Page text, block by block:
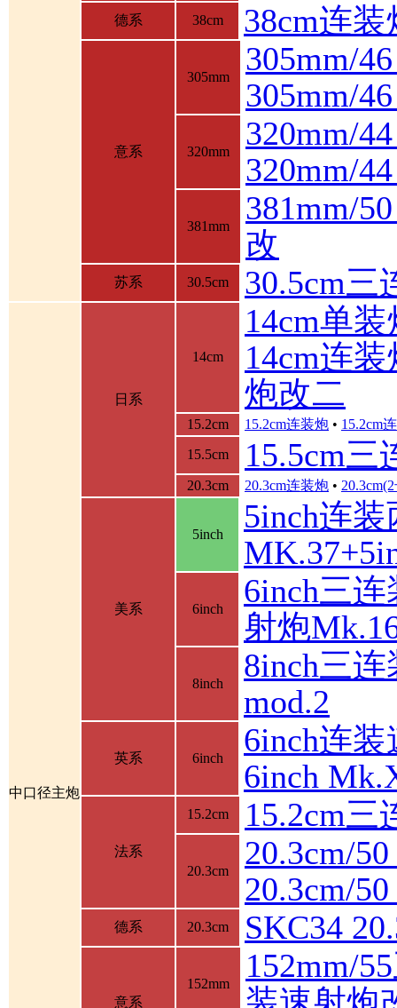
德系
38cm 38cm连装
意系
305mm
305mm/
305mm/
320mm
320mm/
320mm/
381mm
381mm/
改
苏系 30.5cm 30.5cm三
中口径主炮
日系
14cm
14cm单装
14cm连装
炮改二
15.2cm 15.2cm连装炮 • 15.2cm
15.5cm
15.5cm三
20.3cm 20.3cm连装炮 •
美系
5inch
5inch连
6inch
6inch三
射炮
8inch
8inch三
mod.2
英系 6inch
6inch连
6inch
法系
15.2cm 15.2cm三
20.3cm
20.3cm/
20.3cm/
德系 20.3cm SKC34
意系
152mm
152mm/